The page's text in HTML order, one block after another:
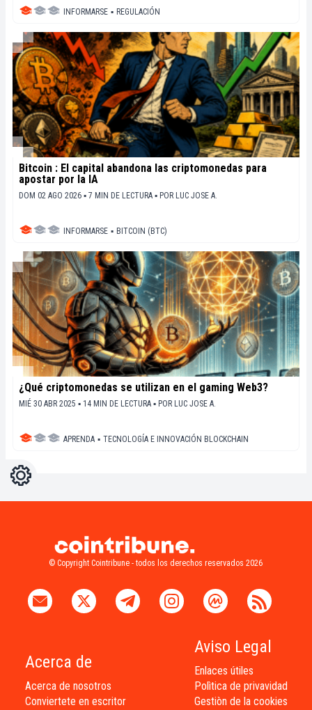
INFORMARSE ▪ REGULACIÓN
Bitcoin : El capital abandona las criptomonedas para
apostar por la IA
DOM 02 AGO 2026 ▪ 7 MIN DE LECTURA ▪ POR LUC JOSE A.
INFORMARSE ▪ BITCOIN (BTC)
¿Qué criptomonedas se utilizan en el gaming Web3?
MIÉ 30 ABR 2025 ▪ 14 MIN DE LECTURA ▪ POR LUC JOSE A.
APRENDA ▪ TECNOLOGÍA E INNOVACIÓN BLOCKCHAIN
Ajustes
© Copyright Cointribune - todos los derechos reservados 2026
Acerca de
Acerca de nosotros
Conviertete en escritor
Aviso Legal
Enlaces útiles
Polìtica de privavidad
Gestiòn de la cookies